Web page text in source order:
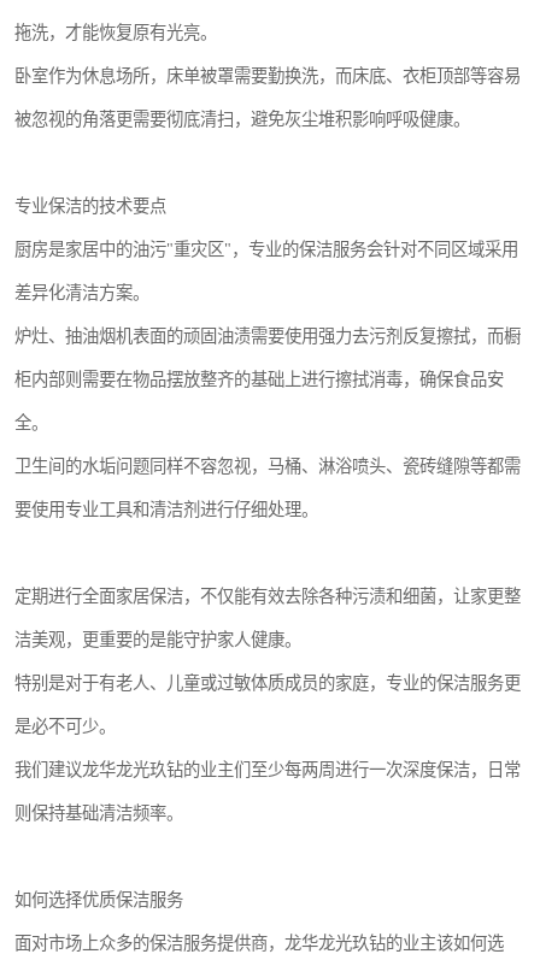
拖洗，才能恢复原有光亮。
卧室作为休息场所，床单被罩需要勤换洗，而床底、衣柜顶部等容易
被忽视的角落更需要彻底清扫，避免灰尘堆积影响呼吸健康。
专业保洁的技术要点
厨房是家居中的油污"重灾区"，专业的保洁服务会针对不同区域采用
差异化清洁方案。
炉灶、抽油烟机表面的顽固油渍需要使用强力去污剂反复擦拭，而橱
柜内部则需要在物品摆放整齐的基础上进行擦拭消毒，确保食品安
全。
卫生间的水垢问题同样不容忽视，马桶、淋浴喷头、瓷砖缝隙等都需
要使用专业工具和清洁剂进行仔细处理。
定期进行全面家居保洁，不仅能有效去除各种污渍和细菌，让家更整
洁美观，更重要的是能守护家人健康。
特别是对于有老人、儿童或过敏体质成员的家庭，专业的保洁服务更
是必不可少。
我们建议龙华龙光玖钻的业主们至少每两周进行一次深度保洁，日常
则保持基础清洁频率。
如何选择优质保洁服务
面对市场上众多的保洁服务提供商，龙华龙光玖钻的业主该如何选